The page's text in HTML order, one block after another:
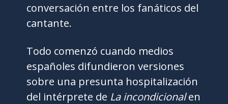
conversación entre los fanáticos del
cantante.
Todo comenzó cuando medios
españoles difundieron versiones
sobre una presunta hospitalización
del intérprete de La incondicionalen